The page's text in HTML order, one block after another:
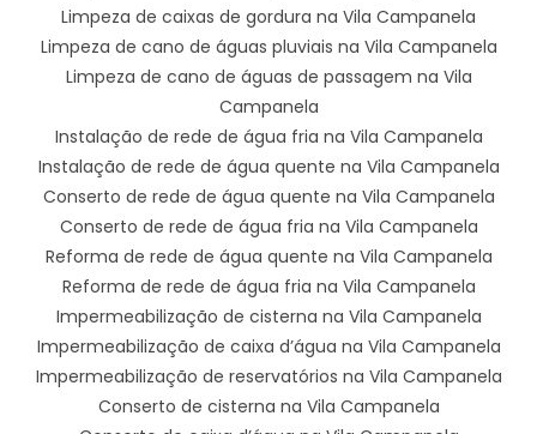
Limpeza de caixas de gordura na Vila Campanela
Limpeza de cano de águas pluviais na Vila Campanela
Limpeza de cano de águas de passagem na Vila
Campanela
Instalação de rede de água fria na Vila Campanela
Instalação de rede de água quente na Vila Campanela
Conserto de rede de água quente na Vila Campanela
Conserto de rede de água fria na Vila Campanela
Reforma de rede de água quente na Vila Campanela
Reforma de rede de água fria na Vila Campanela
Impermeabilização de cisterna na Vila Campanela
Impermeabilização de caixa d’água na Vila Campanela
Impermeabilização de reservatórios na Vila Campanela
Conserto de cisterna na Vila Campanela